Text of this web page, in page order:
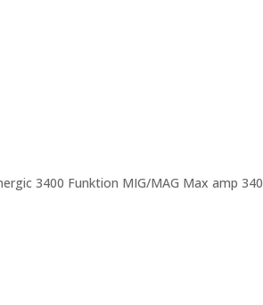
3400 Funktion MIG/MAG Max amp 340